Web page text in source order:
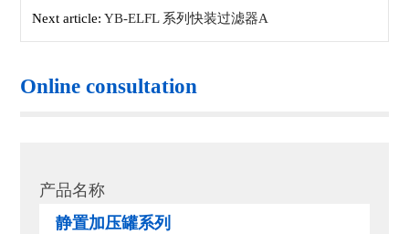
Next article:YB-ELFL 系列快装过滤器A
Online consultation
产品名称